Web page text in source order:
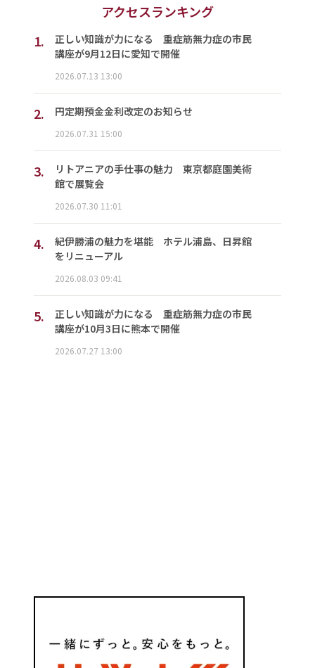
アクセスランキング
1.
正しい知識が力になる 重症筋無力症の市民
講座が9月12日に愛知で開催
2026.07.13 13:00
2. 円定期預金金利改定のお知らせ
2026.07.31 15:00
3.
リトアニアの手仕事の魅力 東京都庭園美術
館で展覧会
2026.07.30 11:01
4.
紀伊勝浦の魅力を堪能 ホテル浦島、日昇館
をリニューアル
2026.08.03 09:41
5.
正しい知識が力になる 重症筋無力症の市民
講座が10月3日に熊本で開催
2026.07.27 13:00